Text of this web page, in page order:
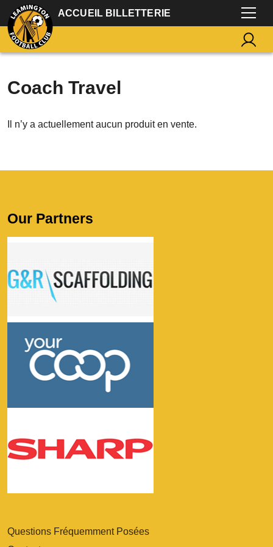
ACCUEIL BILLETTERIE
Coach Travel
Il n’y a actuellement aucun produit en vente.
Questions Fréquemment Posées
Our Partners